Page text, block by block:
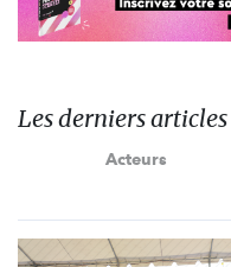
Les derniers
Acteurs